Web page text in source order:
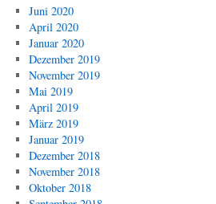
Juni 2020
April 2020
Januar 2020
Dezember 2019
November 2019
Mai 2019
April 2019
März 2019
Januar 2019
Dezember 2018
November 2018
Oktober 2018